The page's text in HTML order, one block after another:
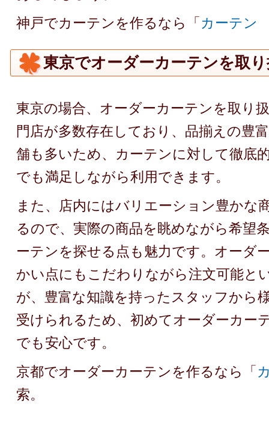
神戸でカーテンを作るなら「カーテン
東京でオーダーカーテンを取
東京の場合、オーダーカーテンを取り
門店が多数存在しており、品揃えの豊
舗も多いため、カーテンに対して徹底
でも満足しながら利用できます。
また、店内にはバリエーション豊かな
るので、実際の商品を眺めながら希望
ーテンを探せる点も魅力です。オーダ
かい点にもこだわりながら注文可能と
が、豊富な知識を持ったスタッフから
受けられるため、初めてオーダーカー
でも安心です。
京都でオーダーカーテンを作るなら「
索。